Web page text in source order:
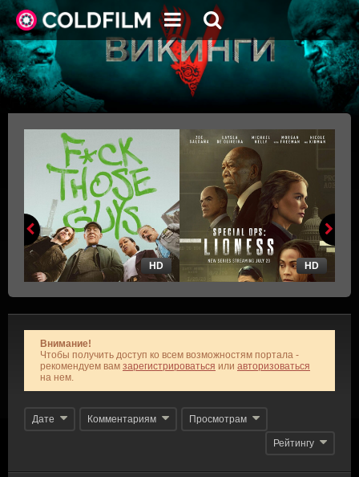
HD HD
Внимание!
Чтобы получить доступ ко всем возможностям портала -
рекомендуем вам зарегистрироваться или авторизоваться
на нем.
Дате Комментариям Просмотрам
Рейтингу